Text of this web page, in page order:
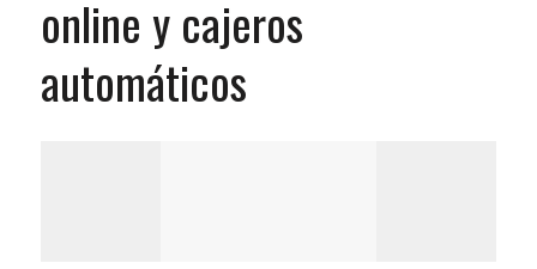
online y cajeros
automáticos